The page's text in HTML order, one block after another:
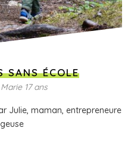
SANS ÉCOLE
17 ans
Julie, maman, entrepreneure